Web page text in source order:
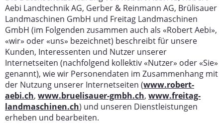
Aebi Landtechnik AG, Gerber & Reinmann AG, Brülisauer
Landmaschinen GmbH und Freitag Landmaschinen
GmbH (im Folgenden zusammen auch als «Robert Aebi»,
«wir» oder «uns» bezeichnet) beschreibt für unsere
Kunden, Interessenten und Nutzer unserer
Internetseiten (nachfolgend kollektiv «Nutzer» oder «Sie»
genannt), wie wir Personendaten im Zusammenhang mit
der Nutzung unserer Internetseiten (www.robert-
aebi.ch, www.bruelisauer-gmbh.ch, www.freitag-
landmaschinen.ch) und unseren Dienstleistungen
erheben und bearbeiten.